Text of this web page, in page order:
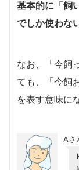
基本的に「飼
でしか使わな
なお、「今飼
ても、「今飼
を表す意味に
Aさ